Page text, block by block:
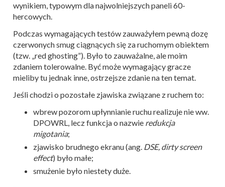
wynikiem, typowym dla najwolniejszych paneli 60-
hercowych.
Podczas wymagających testów zauważyłem pewną dozę
czerwonych smug ciągnących się za ruchomym obiektem
(tzw. „red ghosting”). Było to zauważalne, ale moim
zdaniem tolerowalne. Być może wymagający gracze
mieliby tu jednak inne, ostrzejsze zdanie na ten temat.
Jeśli chodzi o pozostałe zjawiska związane z ruchem to:
wbrew pozorom upłynnianie ruchu realizuje nie ww.
DPOWRL, lecz funkcja o nazwie redukcja
migotania;
zjawisko brudnego ekranu (ang. DSE, dirty screen
effect) było małe;
smużenie było niestety duże.